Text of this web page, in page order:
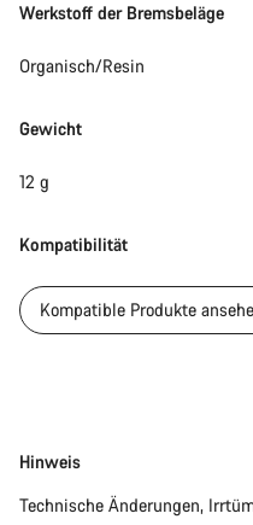
Werkstoff der Bremsbeläge
Organisch/Resin
Gewicht
12 g
Kompatibilität
Kompatible Produkte
Disclaimer
Hinweis
Technische Änderungen,